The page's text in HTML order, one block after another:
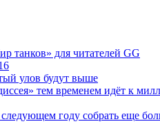
танков» для читателей GG
улов будут выше
тем временем идёт к
году собрать еще